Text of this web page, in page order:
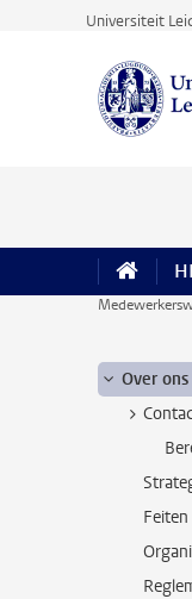
Ga direct naar de
Universiteit
Over ons